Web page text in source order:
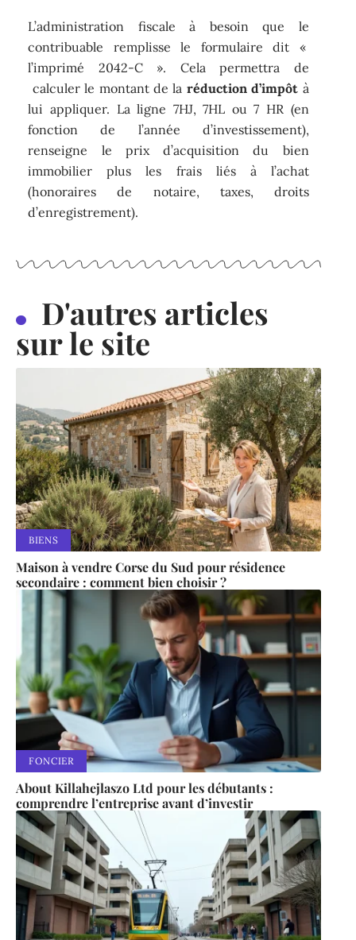
L’administration fiscale à besoin que le
contribuable remplisse le formulaire dit «
l’imprimé 2042-C ». Cela permettra de
calculer le montant de la réduction d’impôt à
lui appliquer. La ligne 7HJ, 7HL ou 7 HR (en
fonction de l’année d’investissement),
renseigne le prix d’acquisition du bien
immobilier plus les frais liés à l’achat
(honoraires de notaire, taxes, droits
d’enregistrement).
D'autres articles
sur le site
BIENS
Maison à vendre Corse du Sud pour résidence
secondaire : comment bien choisir ?
FONCIER
About Killahejlaszo Ltd pour les débutants :
comprendre l’entreprise avant d’investir